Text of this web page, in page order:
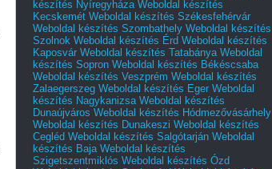
készítés Nyíregyháza Weboldal készítés
Kecskemét Weboldal készítés Székesfehérvár
Weboldal készítés Szombathely Weboldal készítés
Szolnok Weboldal készítés Érd Weboldal készítés
Kaposvár Weboldal készítés Tatabánya Weboldal
készítés Sopron Weboldal készítés Békéscsaba
Weboldal készítés Veszprém Weboldal készítés
Zalaegerszeg Weboldal készítés Eger Weboldal
készítés Nagykanizsa Weboldal készítés
Dunaújváros Weboldal készítés Hódmezővásárhely
Weboldal készítés Dunakeszi Weboldal készítés
Cegléd Weboldal készítés Salgótarján Weboldal
készítés Baja Weboldal készítés
Szigetszentmiklós Weboldal készítés Ózd